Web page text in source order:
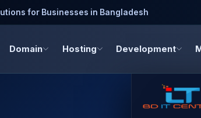
for Businesses in Bangladesh
Domain Hosting Development